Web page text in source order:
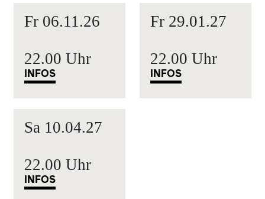
Fr 06.11.26
22.00 Uhr
INFOS
Fr 29.01.27
22.00 Uhr
INFOS
Sa 10.04.27
22.00 Uhr
INFOS